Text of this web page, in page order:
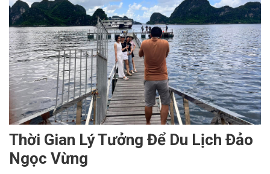
Thời Gian Lý Tưởng Để Du Lịch Đảo
Ngọc Vừng